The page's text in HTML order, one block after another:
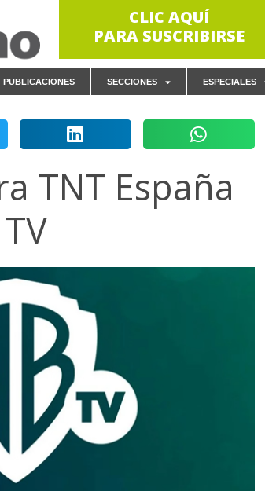
CLIC AQUÍ
PARA SUSCRIBIRSE
PUBLICACIONES SECCIONES ESPECIALES
TNT España